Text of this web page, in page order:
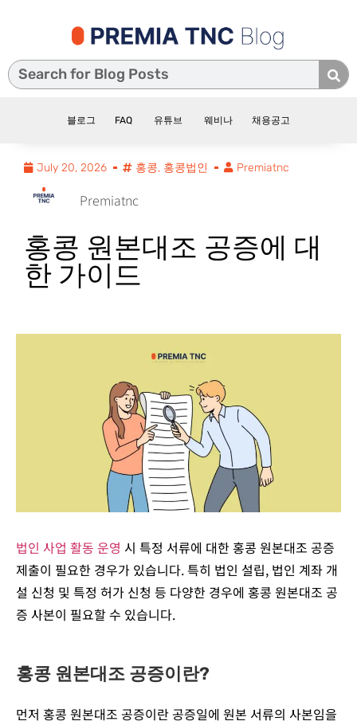
블로그 FAQ 유튜브 웨비나 채용공고
July 20, 2026 홍콩, 홍콩법인 Premiatnc
Premiatnc
홍콩 원본대조 공증에 대
한 가이드
법인 사업 활동 운영 시 특정 서류에 대한 홍콩 원본대조 공증
제출이 필요한 경우가 있습니다. 특히 법인 설립, 법인 계좌 개
설 신청 및 특정 허가 신청 등 다양한 경우에 홍콩 원본대조 공
증 사본이 필요할 수 있습니다.
홍콩 원본대조 공증이란?
먼저 홍콩 원본대조 공증이란 공증일에 원본 서류의 사본임을